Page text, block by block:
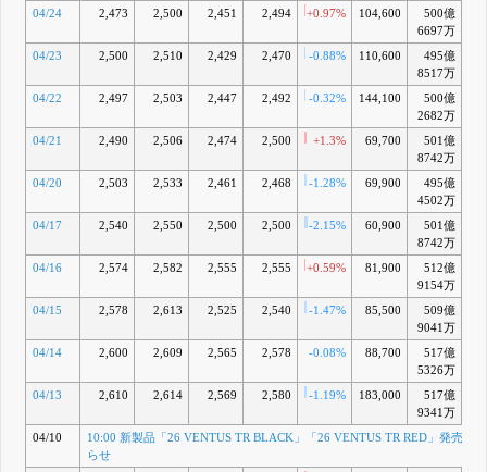
04/24 2,473 2,500 2,451 2,494 +0.97% 104,600
500億
6697万
04/23 2,500 2,510 2,429 2,470 -0.88% 110,600
495億
8517万
04/22 2,497 2,503 2,447 2,492 -0.32% 144,100
500億
2682万
04/21 2,490 2,506 2,474 2,500 +1.3% 69,700
501億
8742万
04/20 2,503 2,533 2,461 2,468 -1.28% 69,900
495億
4502万
04/17 2,540 2,550 2,500 2,500 -2.15% 60,900
501億
8742万
04/16 2,574 2,582 2,555 2,555 +0.59% 81,900
512億
9154万
04/15 2,578 2,613 2,525 2,540 -1.47% 85,500
509億
9041万
04/14 2,600 2,609 2,565 2,578 -0.08% 88,700
517億
5326万
04/13 2,610 2,614 2,569 2,580 -1.19% 183,000
517億
9341万
04/10
10:00 新製品「26 VENTUS TR BLACK」「26 VENTUS TR RED」発売の
らせ